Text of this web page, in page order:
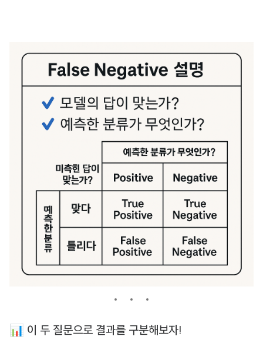
📊 이 두 질문으로 결과를 구분해보자!